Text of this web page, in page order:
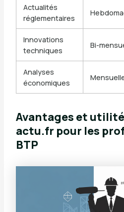
Actualités
réglementaires
Innovations
techniques
Bi-
Analyses
économiques
Avantages et
actu.fr pour les
BTP